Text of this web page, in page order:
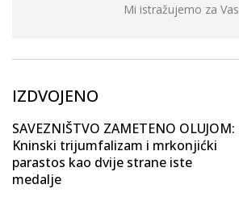
Mi istražujemo za Vas
IZDVOJENO
SAVEZNIŠTVO ZAMETENO OLUJOM:
Kninski trijumfalizam i mrkonjićki
parastos kao dvije strane iste
medalje